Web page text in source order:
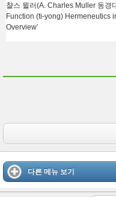
챨스 뮐러(A. Charles Muller 동경
Function (ti-yong) Hermeneutics
Overview’
다른 메뉴 보기